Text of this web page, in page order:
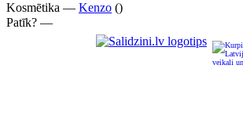
Kosmētika — Kenzo ()
Patīk? —